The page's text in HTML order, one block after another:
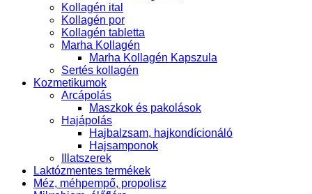
Kollagén ital
Kollagén por
Kollagén tabletta
Marha Kollagén
Marha Kollagén Kapszula
Sertés kollagén
Kozmetikumok
Arcápolás
Maszkok és pakolások
Hajápolás
Hajbalzsam, hajkondícionáló
Hajsamponok
Illatszerek
Laktózmentes termékek
Méz, méhpempő, propolisz